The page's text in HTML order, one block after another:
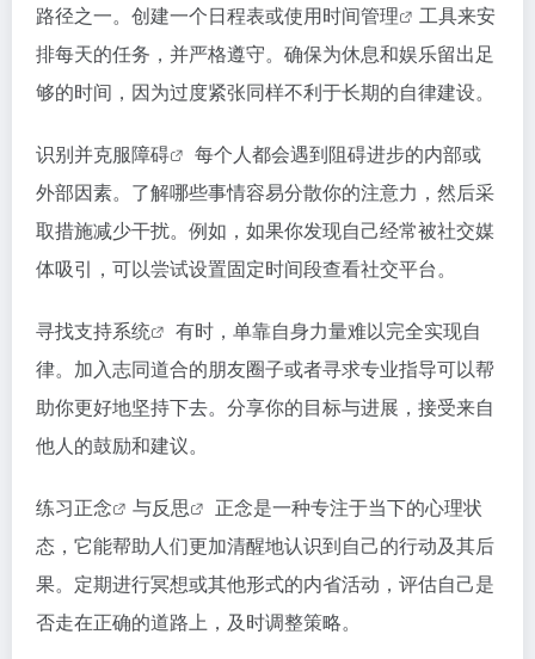
路径之一。创建一个日程表或使用时间管理
工具来安
排每天的任务，并严格遵守。确保为休息和娱乐留出足
够的时间，因为过度紧张同样不利于长期的自律建设。
识别并克服障碍
每个人都会遇到阻碍进步的内部或
外部因素。了解哪些事情容易分散你的注意力，然后采
取措施减少干扰。例如，如果你发现自己经常被社交媒
体吸引，可以尝试设置固定时间段查看社交平台。
寻找支持系统
有时，单靠自身力量难以完全实现自
律。加入志同道合的朋友圈子或者寻求专业指导可以帮
助你更好地坚持下去。分享你的目标与进展，接受来自
他人的鼓励和建议。
练习正念 与反思
正念是一种专注于当下的心理状
态，它能帮助人们更加清醒地认识到自己的行动及其后
果。定期进行冥想或其他形式的内省活动，评估自己是
否走在正确的道路上，及时调整策略。